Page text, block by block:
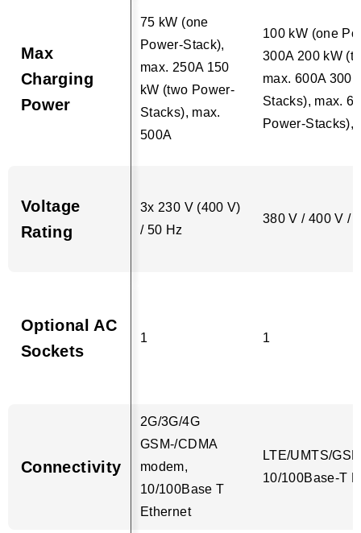
Max
Charging
Power
75 kW (one
Power-Stack),
max. 250A 150
kW (two Power-
Stacks), max.
500A
100 kW (one
300A 200 kW
max. 600A 300
Stacks), max.
Power-Stacks),
Voltage
Rating
3x 230 V (400 V)
/ 50 Hz
380 V / 400 V /
Optional AC
Sockets
1 1
Connectivity
2G/3G/4G
GSM-/CDMA
modem,
10/100Base T
Ethernet
LTE/UMTS/
10/100Base-T